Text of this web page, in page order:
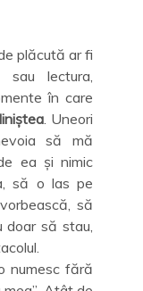
plăcută ar fi
sau lectura,
în care
. Uneori
să mă
ea și nimic
să o las pe
să
să stau,
numesc fără